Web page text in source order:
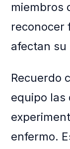
miembros
reconocer
afectan su
Recuerdo
equipo las
enfermo.